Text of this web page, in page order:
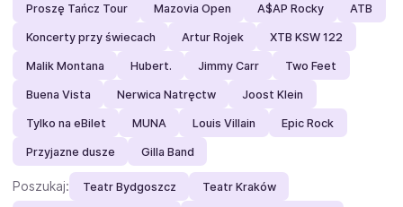
Proszę Tańcz Tour Mazovia Open A$AP Rocky ATB
Koncerty przy świecach Artur Rojek XTB KSW 122
Malik Montana Hubert. Jimmy Carr Two Feet
Buena Vista Nerwica Natręctw Joost Klein
Tylko na eBilet MUNA Louis Villain Epic Rock
Przyjazne dusze Gilla Band
Poszukaj: Teatr Bydgoszcz Teatr Kraków